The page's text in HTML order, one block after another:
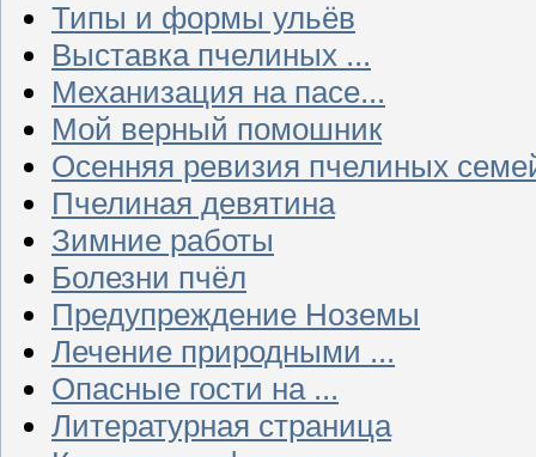
Типы и формы ульёв
Выставка пчелиных ...
Механизация на пасе...
Мой верный помошник
Осенняя ревизия пчелиных
Пчелиная девятина
Зимние работы
Болезни пчёл
Предупреждение Ноземы
Лечение природными ...
Опасные гости на ...
Литературная страница